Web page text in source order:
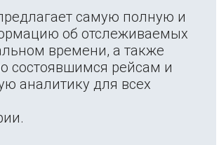
самую полную и
об отслеживаемых
времени, а также
состоявшимся рейсам и
аналитику для всех